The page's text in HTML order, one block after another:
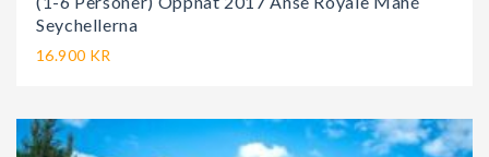
Seychellerna
16.900 KR